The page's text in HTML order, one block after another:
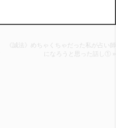
《誠法》めちゃくちゃだった私が占い師
になろうと思った話し① »